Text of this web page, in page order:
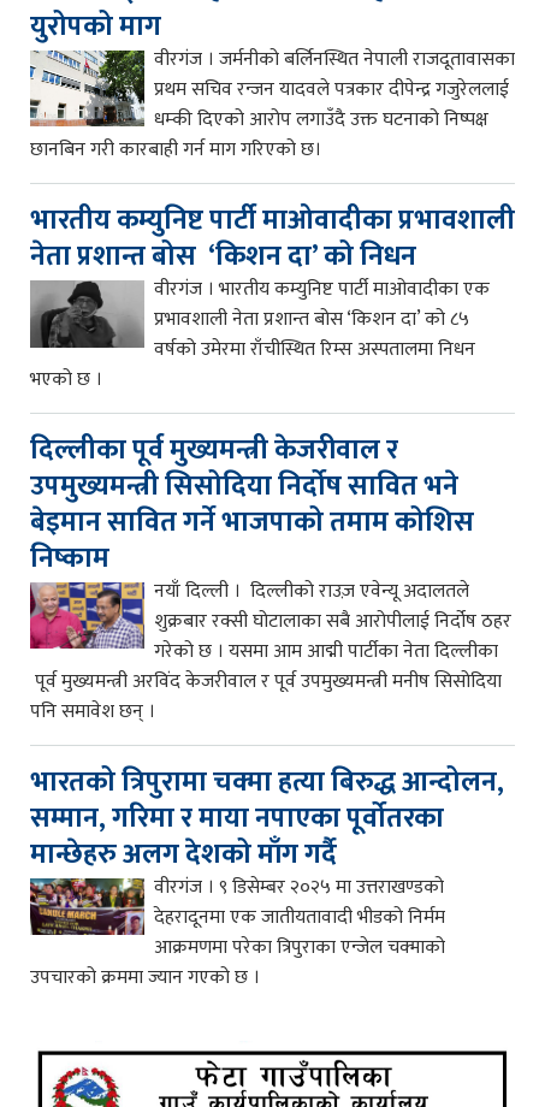
युरोपको माग
वीरगंज । जर्मनीको बर्लिनस्थित नेपाली राजदूतावासका
प्रथम सचिव रन्जन यादवले पत्रकार दीपेन्द्र गजुरेललाई
धम्की दिएको आरोप लगाउँदै उक्त घटनाको निष्पक्ष
छानबिन गरी कारबाही गर्न माग गरिएको छ।
भारतीय कम्युनिष्ट पार्टी माओवादीका प्रभावशाली
नेता प्रशान्त बोस ‘किशन दा’ को निधन
वीरगंज । भारतीय कम्युनिष्ट पार्टी माओवादीका एक
प्रभावशाली नेता प्रशान्त बोस ‘किशन दा’ को ८५
वर्षको उमेरमा राँचीस्थित रिम्स अस्पतालमा निधन
भएको छ ।
दिल्लीका पूर्व मुख्यमन्त्री केजरीवाल र
उपमुख्यमन्त्री सिसोदिया निर्दोष सावित भने
बेइमान सावित गर्ने भाजपाको तमाम कोशिस
निष्काम
नयाँ दिल्ली । दिल्लीको राउज़ एवेन्यू अदालतले
शुक्रबार रक्सी घोटालाका सबै आरोपीलाई निर्दोष ठहर
गरेको छ । यसमा आम आद्मी पार्टीका नेता दिल्लीका
पूर्व मुख्यमन्त्री अरविंद केजरीवाल र पूर्व उपमुख्यमन्त्री मनीष सिसोदिया
पनि समावेश छन् ।
भारतको त्रिपुरामा चक्मा हत्या बिरुद्ध आन्दोलन,
सम्मान, गरिमा र माया नपाएका पूर्वोतरका
मान्छेहरु अलग देशको माँग गर्दै
वीरगंज । ९ डिसेम्बर २०२५ मा उत्तराखण्डको
देहरादूनमा एक जातीयतावादी भीडको निर्मम
आक्रमणमा परेका त्रिपुराका एन्जेल चक्माको
उपचारको क्रममा ज्यान गएको छ ।